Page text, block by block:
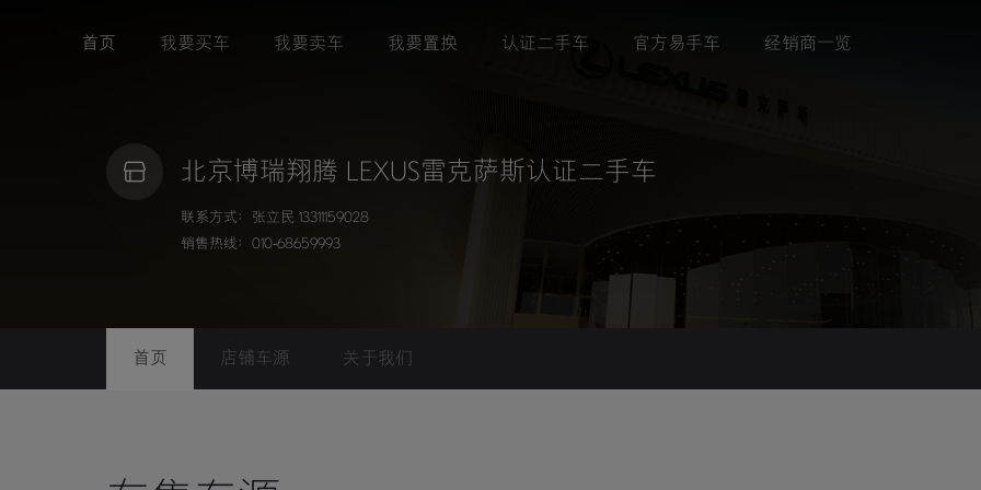
首页 我要买车 我要卖车 我要置换 认证二手车 官方易手车 经销商一览
北京博瑞翔腾 LEXUS雷克萨斯认证二手车
联系方式：张立民 13311159028
销售热线：010-68659993
首页 店铺车源 关于我们